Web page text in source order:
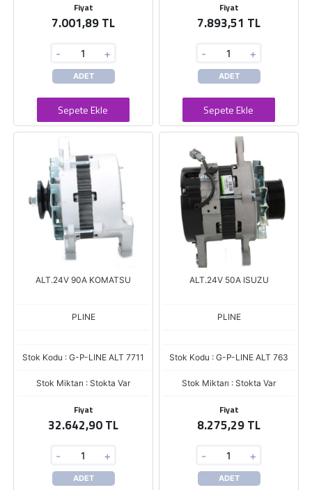
Fiyat
7.001,89 TL
- +
ADET
Sepete Ekle
Fiyat
7.893,51 TL
- +
ADET
Sepete Ekle
ALT.24V 90A KOMATSU
PLINE
Stok Kodu : G-P-LINE ALT 7711
Stok Miktarı : Stokta Var
Fiyat
32.642,90 TL
- +
ADET
ALT.24V 50A ISUZU
PLINE
Stok Kodu : G-P-LINE ALT 763
Stok Miktarı : Stokta Var
Fiyat
8.275,29 TL
- +
ADET